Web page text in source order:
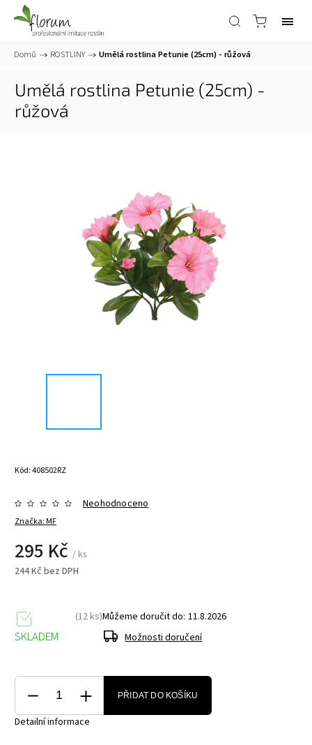
Domů / ROSTLINY / Umělá rostlina Petunie (25cm) - růžová
Umělá rostlina Petunie (25cm) -
růžová
Kód:408502RZ
Značka:MF
Neohodnoceno
295 Kč / ks
244 Kč bez DPH
SKLADEM
(12 ks)Můžeme doručit do: 11.8.2026
Možnosti doručení
PŘIDAT DO KOŠÍKU
Detailní informace